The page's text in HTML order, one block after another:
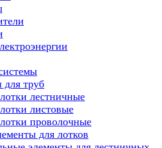
для труб
лестничные
листовые
проволочные
для лотков